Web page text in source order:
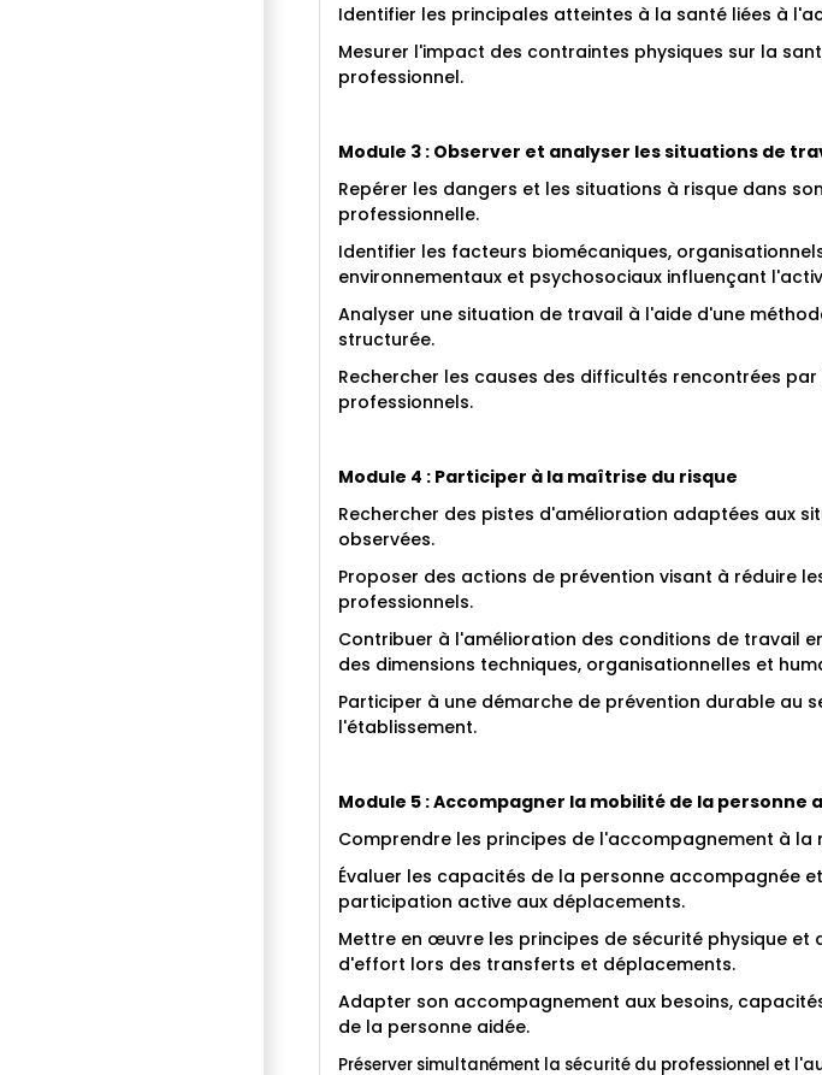
Identifier les principales atteintes à la santé liées à
Mesurer l'impact des contraintes physiques sur la
professionnel.
Module 3 : Observer et analyser les situations de
Repérer les dangers et les situations à risque dans
professionnelle.
Identifier les facteurs biomécaniques,
environnementaux et psychosociaux influençant
Analyser une situation de travail à l'aide d'une
structurée.
Rechercher les causes des difficultés rencontrées par
professionnels.
Module 4 : Participer à la maîtrise du risque
Rechercher des pistes d'amélioration adaptées aux
observées.
Proposer des actions de prévention visant à réduire
professionnels.
Contribuer à l'amélioration des conditions de travail
des dimensions techniques, organisationnelles et
Participer à une démarche de prévention durable au
l'établissement.
Module 5 : Accompagner la mobilité de la personne
Comprendre les principes de l'accompagnement à la
Évaluer les capacités de la personne accompagnée
participation active aux déplacements.
Mettre en œuvre les principes de sécurité physique et
d'effort lors des transferts et déplacements.
Adapter son accompagnement aux besoins,
de la personne aidée.
Préserver simultanément la sécurité du professionnel et